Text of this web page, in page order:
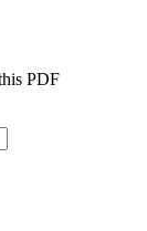
PDF